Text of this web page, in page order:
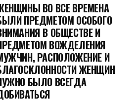
ВО ВСЕ ВРЕМЕНА
ПРЕДМЕТОМ ОСОБОГО
В ОБЩЕСТВЕ И
ВОЖДЕЛЕНИЯ
РАСПОЛОЖЕНИЕ И
ЖЕНЩИН
БЫЛО ВСЕГДА